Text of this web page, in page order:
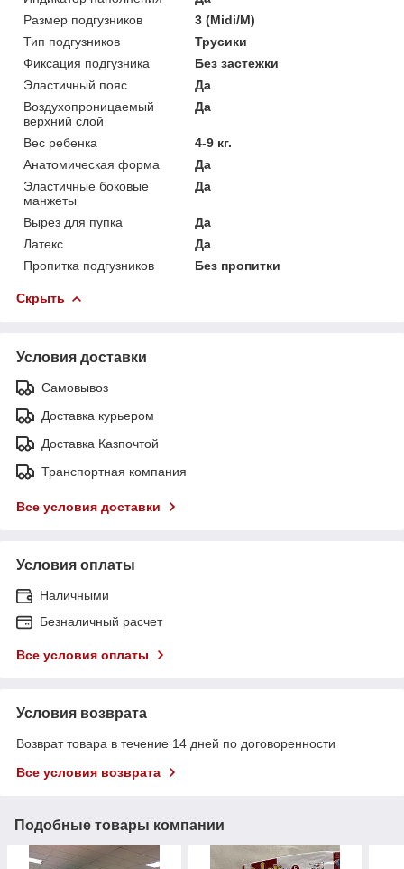
Размер подгузников
3 (Midi/M)
Тип подгузников
Трусики
Фиксация подгузника
Без застежки
Эластичный пояс
Да
Воздухопроницаемый
верхний слой
Да
Вес ребенка
4-9 кг.
Анатомическая форма
Да
Эластичные боковые
манжеты
Да
Вырез для пупка
Да
Латекс
Да
Пропитка подгузников
Без пропитки
Скрыть
Условия доставки
Самовывоз
Доставка курьером
Доставка Казпочтой
Транспортная компания
Все условия доставки
Условия оплаты
Наличными
Безналичный расчет
Все условия оплаты
Условия возврата
Возврат товара в течение 14 дней по договоренности
Все условия возврата
Подобные товары компании